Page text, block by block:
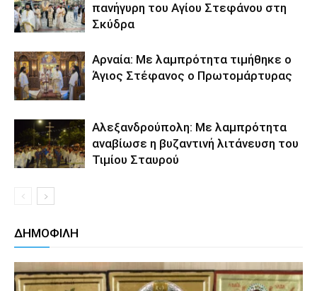
πανήγυρη του Αγίου Στεφάνου στη
Σκύδρα
Αρναία: Με λαμπρότητα τιμήθηκε ο
Άγιος Στέφανος ο Πρωτομάρτυρας
Αλεξανδρούπολη: Με λαμπρότητα
αναβίωσε η βυζαντινή λιτάνευση του
Τιμίου Σταυρού
ΔΗΜΟΦΙΛΗ